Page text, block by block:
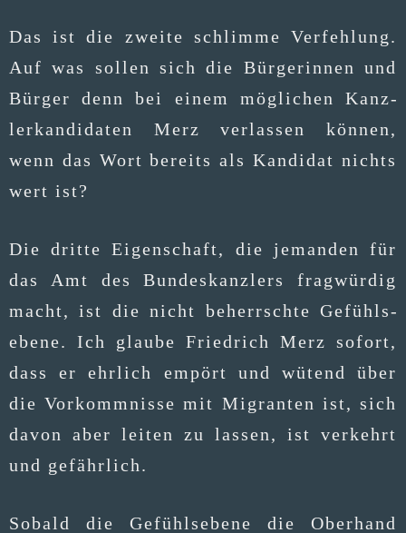
Das ist die zwei­te schlim­me Ver­feh­lung.
Auf was sol­len sich die Bür­ge­rin­nen und
Bür­ger denn bei einem mög­li­chen Kanz­
ler­kan­di­da­ten Merz ver­las­sen kön­nen,
wenn das Wort bereits als Kan­di­dat nichts
wert ist?
Die drit­te Eigen­schaft, die jeman­den für
das Amt des Bun­des­kanz­lers frag­wür­dig
macht, ist die nicht beherrsch­te Gefühls­
ebe­ne. Ich glau­be Fried­rich Merz sofort,
dass er ehr­lich empört und wütend über
die Vor­komm­nis­se mit Migran­ten ist, sich
davon aber lei­ten zu las­sen, ist ver­kehrt
und gefährlich.
Sobald die Gefühls­ebe­ne die Ober­hand